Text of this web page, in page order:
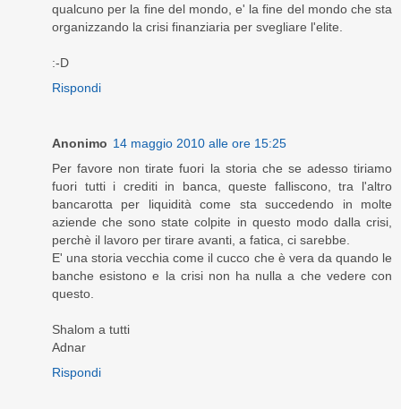
qualcuno per la fine del mondo, e' la fine del mondo che sta
organizzando la crisi finanziaria per svegliare l'elite.
:-D
Rispondi
Anonimo 14 maggio 2010 alle ore 15:25
Per favore non tirate fuori la storia che se adesso tiriamo
fuori tutti i crediti in banca, queste falliscono, tra l'altro
bancarotta per liquidità come sta succedendo in molte
aziende che sono state colpite in questo modo dalla crisi,
perchè il lavoro per tirare avanti, a fatica, ci sarebbe.
E' una storia vecchia come il cucco che è vera da quando le
banche esistono e la crisi non ha nulla a che vedere con
questo.
Shalom a tutti
Adnar
Rispondi